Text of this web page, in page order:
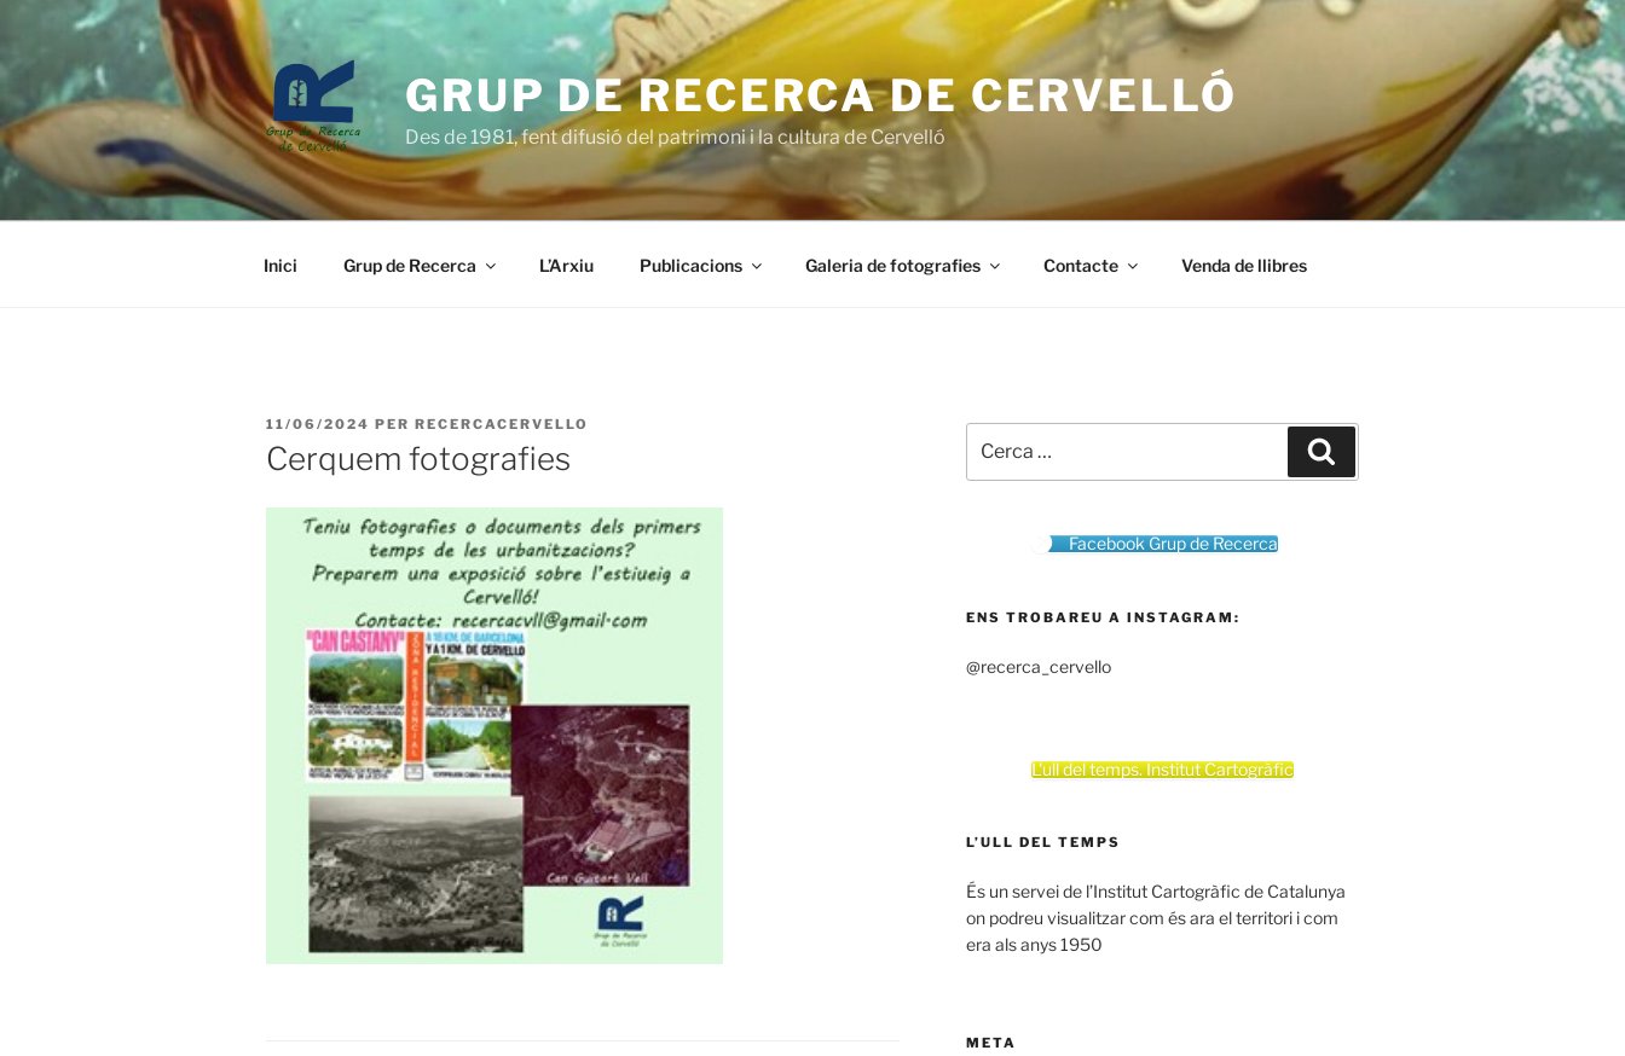
contingut
GRUP DE RECERCA DE CERVELLÓ
Des de 1981, fent difusió del patrimoni i la cultura de Cervelló
Inici Grup de Recerca L’Arxiu Publicacions Galeria de fotografies Contacte Venda de llibres
PUBLICAT
A
11/06/2024 PER RECERCACERVELLO
Cerquem fotografies
Facebook Grup de Recerca
ENS TROBAREU A INSTAGRAM:
@recerca_cervello
L'ull del temps. Institut Cartogràfic
L’ULL DEL TEMPS
És un servei de l’Institut Cartogràfic de Catalunya
on podreu visualitzar com és ara el territori i com
era als anys 1950
META